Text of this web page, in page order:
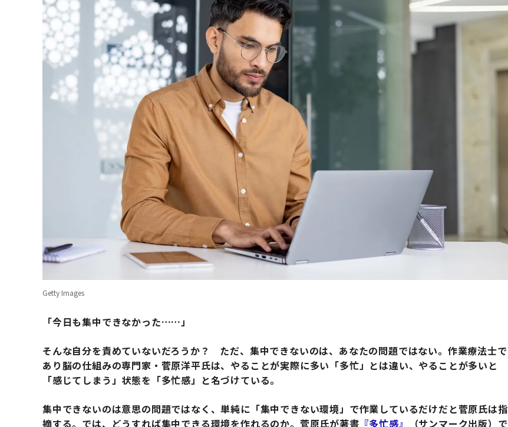
Getty Images
「今日も集中できなかった……」
そんな自分を責めていないだろうか？ ただ、集中できないのは、あなたの問題ではない。作業療法士で
あり脳の仕組みの専門家・菅原洋平氏は、やることが実際に多い「多忙」とは違い、やることが多いと
「感じてしまう」状態を「多忙感」と名づけている。
集中できないのは意思の問題ではなく、単純に「集中できない環境」で作業しているだけだと菅原氏は指
摘する。では、どうすれば集中できる環境を作れるのか。菅原氏が著書 『多忙感』
（サンマーク出版）で